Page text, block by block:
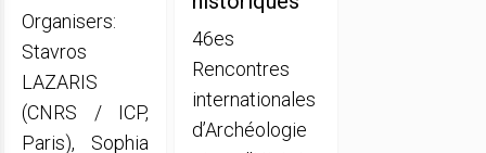
Organisers:
Stavros
LAZARIS
(CNRS / ICP,
Paris), Sophia
46es
Rencontres
internationales
d’Archéologie